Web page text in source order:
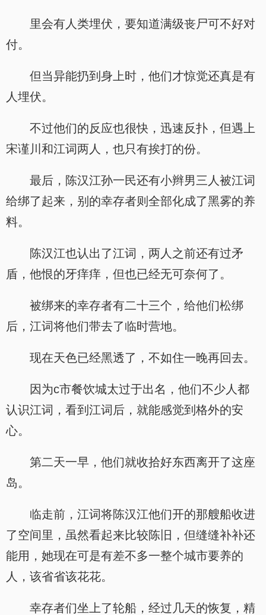
里会有人类埋伏，要知道满级丧尸可不好对
付。
但当异能扔到身上时，他们才惊觉还真是有
人埋伏。
不过他们的反应也很快，迅速反扑，但遇上
宋谨川和江词两人，也只有挨打的份。
最后，陈汉江孙一民还有小辫男三人被江词
给绑了起来，别的幸存者则全部化成了黑雾的养
料。
陈汉江也认出了江词，两人之前还有过矛
盾，他恨的牙痒痒，但也已经无可奈何了。
被绑来的幸存者有二十三个，给他们松绑
后，江词将他们带去了临时营地。
现在天色已经黑透了，不如住一晚再回去。
因为c市餐饮城太过于出名，他们不少人都
认识江词，看到江词后，就能感觉到格外的安
心。
第二天一早，他们就收拾好东西离开了这座
岛。
临走前，江词将陈汉江他们开的那艘船收进
了空间里，虽然看起来比较陈旧，但缝缝补补还
能用，她现在可是有差不多一整个城市要养的
人，该省省该花花。
幸存者们坐上了轮船，经过几天的恢复，精